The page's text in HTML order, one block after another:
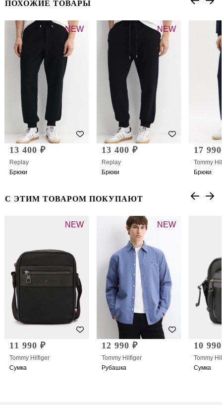
ПОХОЖИЕ ТОВАРЫ
NEW
13 400 ₽
Replay
Брюки
NEW
13 400 ₽
Replay
Брюки
17
Tommy
Брюки
С ЭТИМ ТОВАРОМ ПОКУПАЮТ
NEW
11 990 ₽
Tommy Hilfiger
Сумка
NEW
12 990 ₽
Tommy Hilfiger
Рубашка
10
Tommy
Сумка